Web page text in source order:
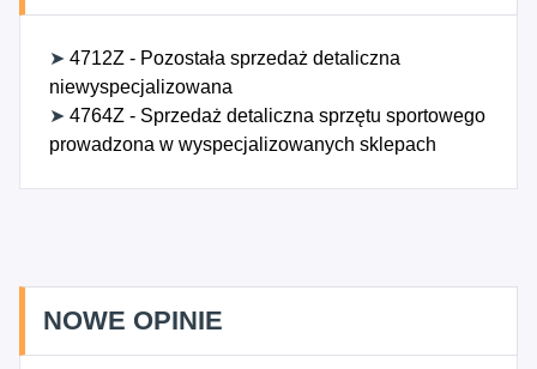
➤ 4712Z - Pozostała sprzedaż detaliczna
niewyspecjalizowana
➤ 4764Z - Sprzedaż detaliczna sprzętu sportowego
prowadzona w wyspecjalizowanych sklepach
NOWE OPINIE